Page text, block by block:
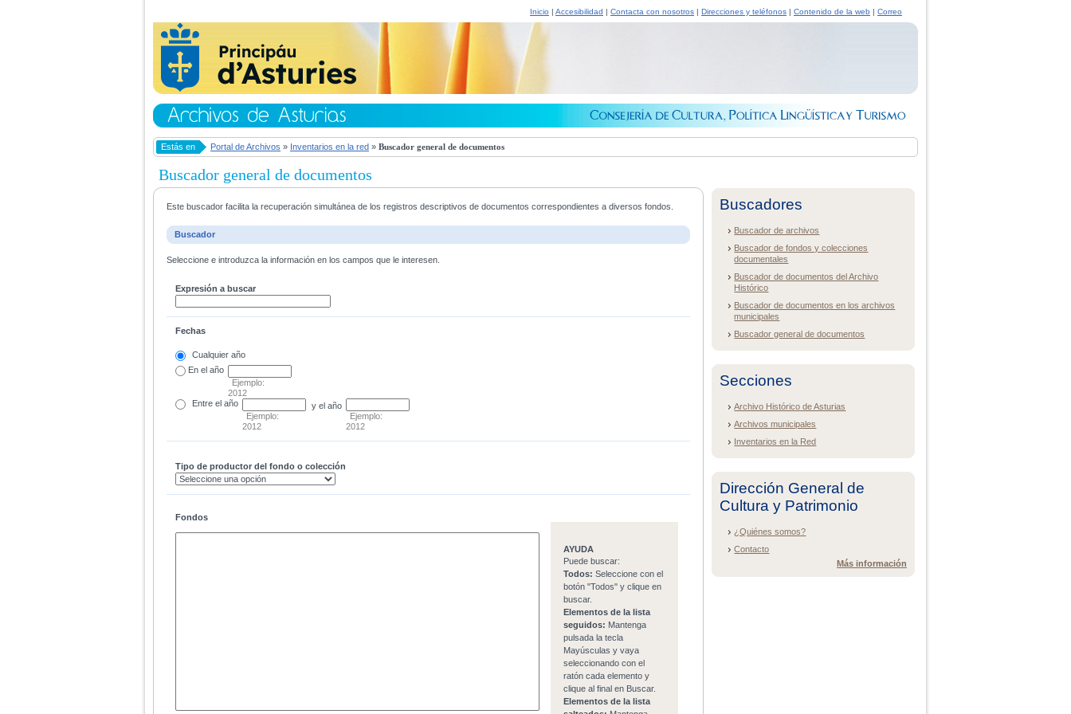
Inicio | Accesibilidad | Contacta con nosotros | Direcciones y teléfonos | Contenido de la web | Correo
Estás en Portal de Archivos » Inventarios en la red » Buscador general de documentos
Buscador general de documentos
Este buscador facilita la recuperación simultánea de los registros descriptivos de documentos correspondientes a diversos fondos.
Buscador
Seleccione e introduzca la información en los campos que le interesen.
Expresión a buscar
Fechas
Cualquier año
En el año
Ejemplo:
2012
Entre el año
Ejemplo:
2012
y el año
Ejemplo:
2012
Tipo de productor del fondo o colección
Fondos
AYUDA
Puede buscar:
Todos: Seleccione con el
botón "Todos" y clique en
buscar.
Elementos de la lista
seguidos: Mantenga
pulsada la tecla
Mayúsculas y vaya
seleccionando con el
ratón cada elemento y
clique al final en Buscar.
Elementos de la lista
Buscadores
Buscador de archivos
Buscador de fondos y colecciones
documentales
Buscador de documentos del Archivo
Histórico
Buscador de documentos en los archivos
municipales
Buscador general de documentos
Secciones
Archivo Histórico de Asturias
Archivos municipales
Inventarios en la Red
Dirección General de
Cultura y Patrimonio
¿Quiénes somos?
Contacto
Más información